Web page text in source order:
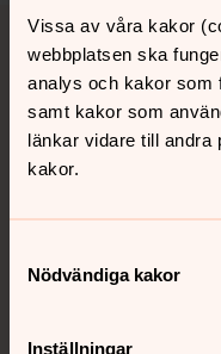
Vissa av våra kakor
webbplatsen ska
analys och kakor som
samt kakor som
länkar vidare till andra
kakor.
Nödvändiga kakor
Inställningar
Tillbaka till toppen
Tillbaka till innehållet
Kontakt
Kalender